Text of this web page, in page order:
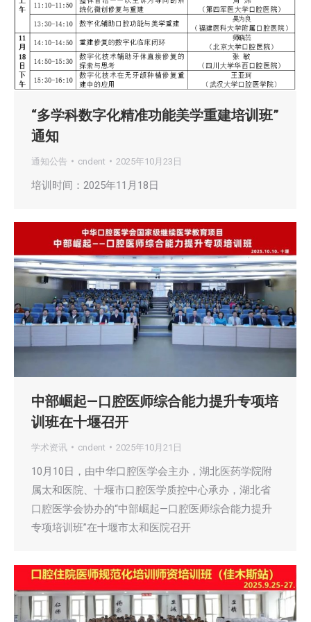
“多学科数字化精准功能美学重建培训班”
通知
通知公告 cndent 2025年10月23日
培训时间：2025年11月18日
中部崛起—口腔医师综合能力提升专项培
训班在十堰召开
学术资讯 cndent 2025年10月21日
10月10日，由中华口腔医学会主办，湖北医药学院附
属太和医院、十堰市口腔医学质控中心承办，湖北省
口腔医学会协办的“中部崛起—口腔医师综合能力提升
专项培训班”在十堰市太和医院召开